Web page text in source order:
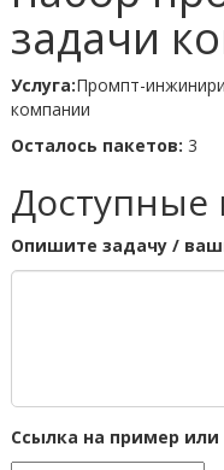
задачи
Услуга:Промпт-
компании
Осталось пакетов: 3
Доступные
Опишите задачу /
Ссылка на пример